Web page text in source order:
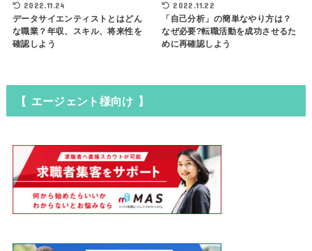
2022.11.24
データサイエンティストとはどん
な職業？年収、スキル、将来性を
確認しよう
2022.11.22
「自己分析」の簡単なやり方は？
なぜ必要?転職活動を成功させるた
めに再確認しよう
【 エージェント様向け 】